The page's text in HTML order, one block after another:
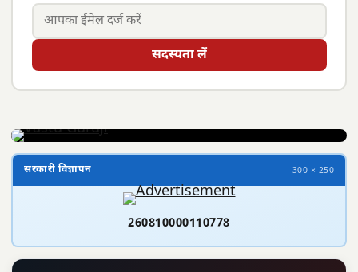
सदस्यता लें
सरकारी विज्ञापन 300 × 250
260810000110778